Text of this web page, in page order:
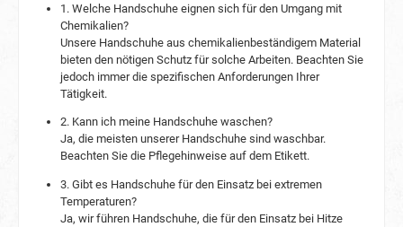
1. Welche Handschuhe eignen sich für den Umgang mit
Chemikalien?
Unsere Handschuhe aus chemikalienbeständigem Material
bieten den nötigen Schutz für solche Arbeiten. Beachten Sie
jedoch immer die spezifischen Anforderungen Ihrer
Tätigkeit.
2. Kann ich meine Handschuhe waschen?
Ja, die meisten unserer Handschuhe sind waschbar.
Beachten Sie die Pflegehinweise auf dem Etikett.
3. Gibt es Handschuhe für den Einsatz bei extremen
Temperaturen?
Ja, wir führen Handschuhe, die für den Einsatz bei Hitze